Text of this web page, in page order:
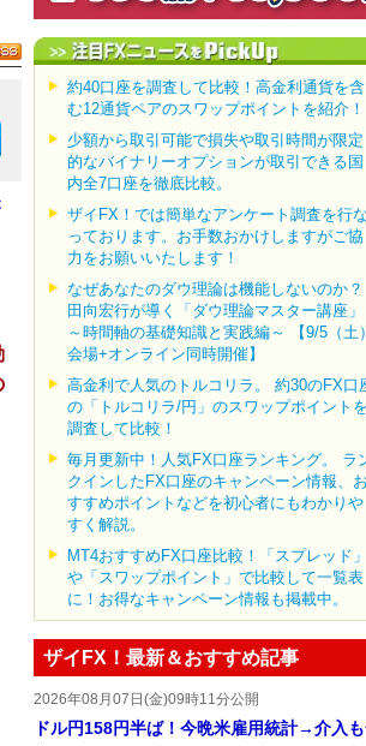
約40口座を調査して比較！高金利通貨を含
む12通貨ペアのスワップポイントを紹介！
少額から取引可能で損失や取引時間が限定
的なバイナリーオプションが取引できる国
内全7口座を徹底比較。
ザイFX！では簡単なアンケート調査を行な
っております。お手数おかけしますがご協
力をお願いいたします！
なぜあなたのダウ理論は機能しないのか？
田向宏行が導く「ダウ理論マスター講座」
～時間軸の基礎知識と実践編～ 【9/5（土）
会場+オンライン同時開催】
高金利で人気のトルコリラ。 約30のFX口
の「トルコリラ/円」のスワップポイントを
調査して比較！
毎月更新中！人気FX口座ランキング。 ラ
クインしたFX口座のキャンペーン情報、お
すすめポイントなどを初心者にもわかりや
すく解説。
MT4おすすめFX口座比較！「スプレッド」
や「スワップポイント」で比較して一覧表
に！お得なキャンペーン情報も掲載中。
ザイFX！最新＆おすすめ記事
2026年08月07日(金)09時11分公開
ドル円158円半ば！今晩米雇用統計→介入